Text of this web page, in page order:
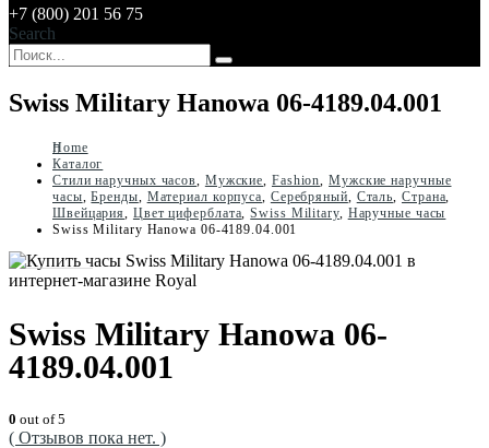
+7 (800) 201 56 75
Search
Swiss Military Hanowa 06-4189.04.001
Home
Каталог
Стили наручных часов, Мужские, Fashion,Мужские наручные
часы,Бренды, Материал корпуса, Серебряный, Сталь, Страна,
Швейцария, Цвет циферблата,Swiss Military, Наручные часы
Swiss Military Hanowa 06-4189.04.001
Swiss Military Hanowa 06-
4189.04.001
0 out of 5
( Отзывов пока нет. )